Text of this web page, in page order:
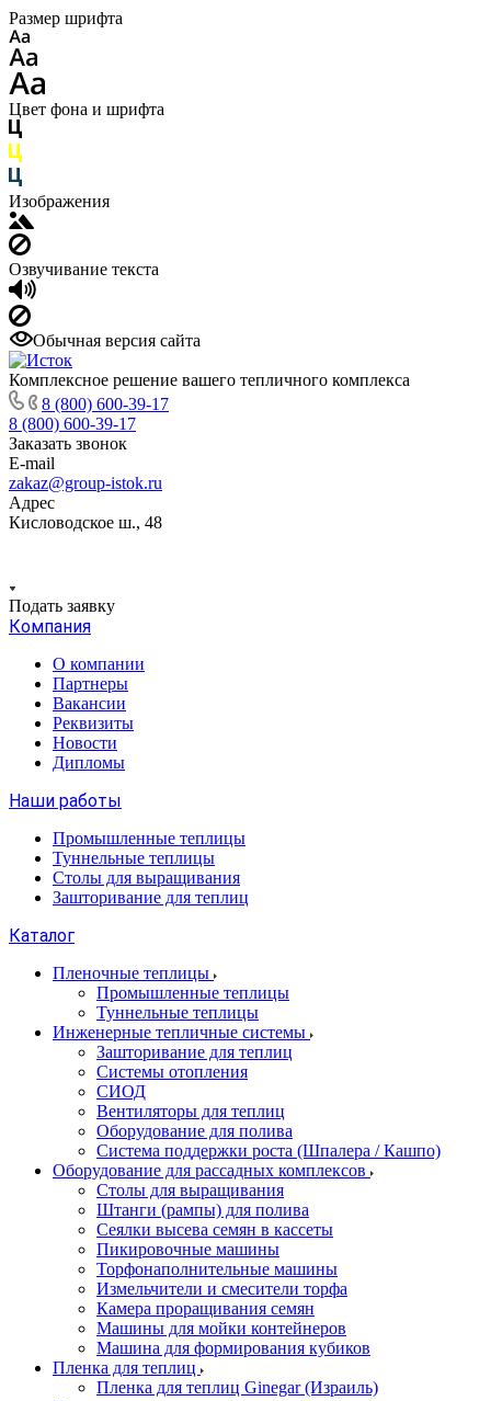
Размер шрифта
Цвет фона и шрифта
Изображения
Озвучивание текста
Обычная версия сайта
Комплексное решение вашего тепличного комплекса
8 (800) 600-39-17
8 (800) 600-39-17
Заказать звонок
E-mail
zakaz@group-istok.ru
Адрес
Кисловодское ш., 48
Подать заявку
Компания
О компании
Партнеры
Вакансии
Реквизиты
Новости
Дипломы
Наши работы
Промышленные теплицы
Туннельные теплицы
Столы для выращивания
Зашторивание для теплиц
Каталог
Пленочные теплицы
Промышленные теплицы
Туннельные теплицы
Инженерные тепличные системы
Зашторивание для теплиц
Системы отопления
СИОД
Вентиляторы для теплиц
Оборудование для полива
Система поддержки роста (Шпалера / Кашпо)
Оборудование для рассадных комплексов
Столы для выращивания
Штанги (рампы) для полива
Сеялки высева семян в кассеты
Пикировочные машины
Торфонаполнительные машины
Измельчители и смесители торфа
Камера проращивания семян
Машины для мойки контейнеров
Машина для формирования кубиков
Пленка для теплиц
Пленка для теплиц Ginegar (Израиль)